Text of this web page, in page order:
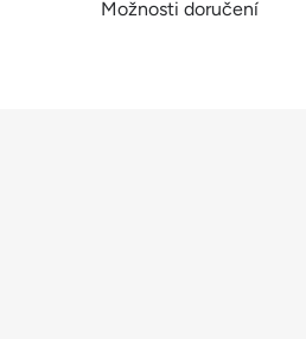
Možnosti doručení